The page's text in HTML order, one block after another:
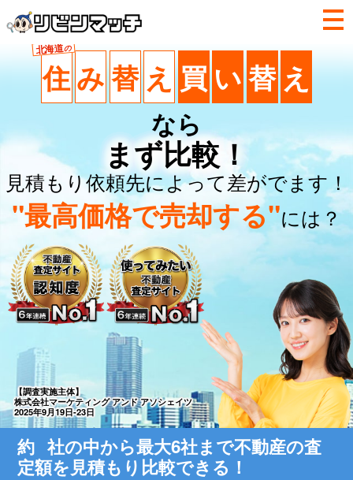
北海道の
住み替 え 買 い替 え
なら
まず比較！
見積もり依頼先によって差がでます！
"最高価格で売却する"には？
【調査実施主体】
株式会社マーケティング アンド アソシェイツ
2025年9月19日-23日
約 社の中から最大6社まで不動産の査
定額を見積もり比較できる！